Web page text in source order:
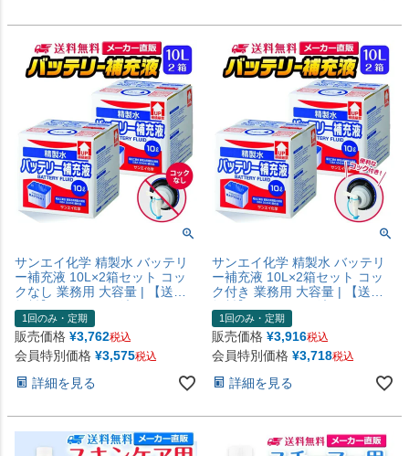
サンエイ化学 精製水 バッテリ
ー補充液 10L×2箱セット コッ
クなし 業務用 大容量 | 【送料
ォークリフト 車 洗車 蓄電池 発
電機 ウォッシャー液 LLC クー
ラント液 ro水 ピュアウォータ
ー 純水 蒸留水 イオン交換水 超
純水 せいせいすい 日本製
1回のみ・定期
販売価格 ¥3,762税込
会員特別価格 ¥3,575税込
詳細を見る
サンエイ化学 精製水 バッテリ
ー補充液 10L×2箱セット コッ
ク付き 業務用 大容量 | 【送料
ォークリフト 車 洗車 蓄電池 発
電機 ウォッシャー液 LLC クー
ラント液 ro水 ピュアウォータ
ー 純水 蒸留水 イオン交換水 超
純水 せいせいすい 日本製
1回のみ・定期
販売価格 ¥3,916税込
会員特別価格 ¥3,718税込
詳細を見る